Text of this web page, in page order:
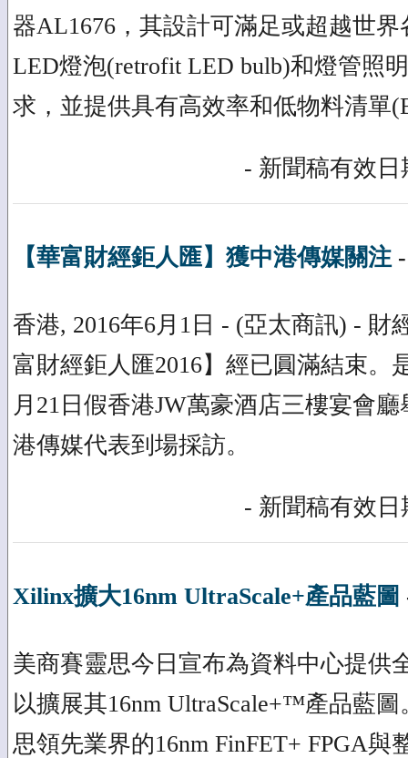
器AL1676，其設計可滿足或超越世
LED燈泡(retrofit LED bulb)和燈管照
求，並提供具有高效率和低物料清單
- 新聞稿有效日
【華富財經鉅人匯】獲中港傳媒關注
香港, 2016年6月1日 - (亞太商訊) - 財
富財經鉅人匯2016】經已圓滿結束。
月21日假香港JW萬豪酒店三樓宴會
港傳媒代表到場採訪。
- 新聞稿有效日
Xilinx擴大16nm UltraScale+產品藍圖
美商賽靈思今日宣布為資料中心提供
以擴展其16nm UltraScale+™產品藍
思領先業界的16nm FinFET+ FPGA與